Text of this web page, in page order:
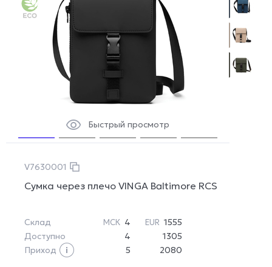
Быстрый просмотр
V7630001
Сумка через плечо VINGA Baltimore RCS
Склад МСК 4 EUR 1555
Доступно
4
1305
Приход
5 2080